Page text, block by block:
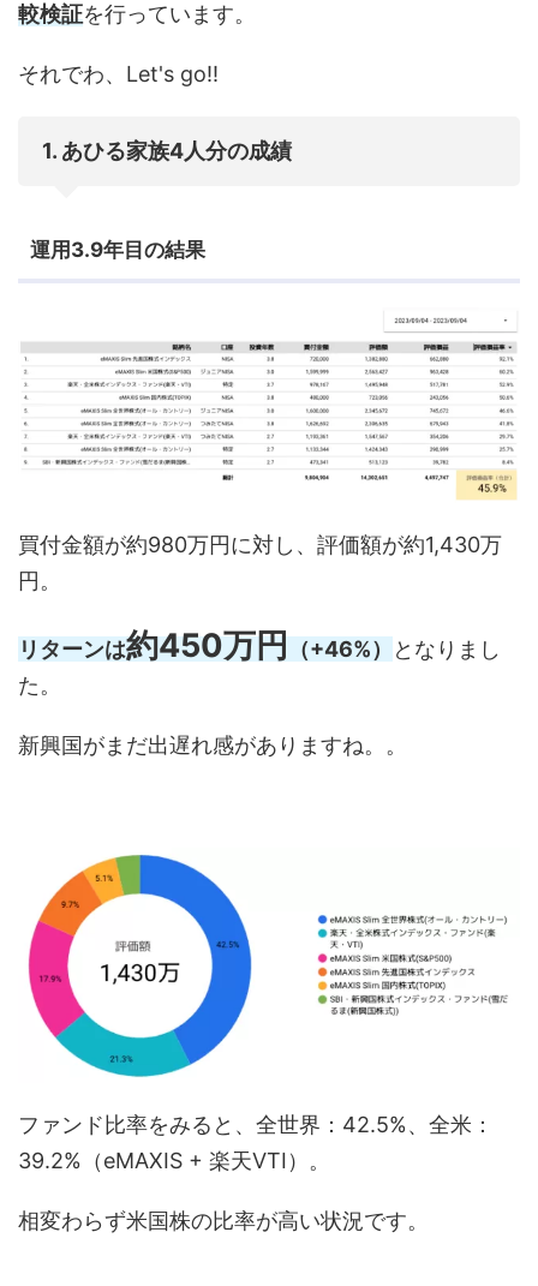
較検証を行っています。
それでわ、Let's go!!
1. あひる家族4人分の成績
運用3.9年目の結果
買付金額が約980万円に対し、評価額が約1,430万
円。
リターンは約450万円 （+46%）
となりまし
た。
新興国がまだ出遅れ感がありますね。。
ファンド比率をみると、全世界：42.5%、全米：
39.2%（eMAXIS + 楽天VTI）。
相変わらず米国株の比率が高い状況です。